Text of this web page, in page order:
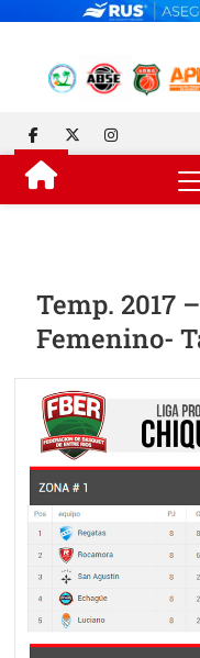
DE
facebook
twitter
Temp. 2017
Femenino-